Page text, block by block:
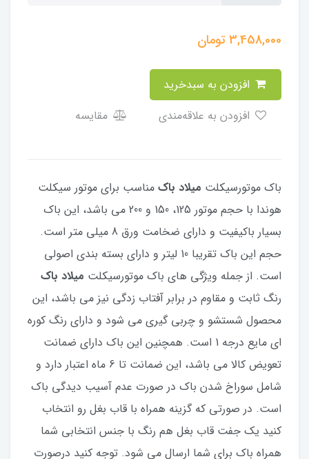
3,458,000تومان
مقایسه
باک موتورسیکلت میلاد باک مناسب برای موتور سیکلت
هوندا با حجم موتور 125، 150 و 200 می باشد، این باک
بسیار باکیفیت و دارای ضخامت ورق 8 میلی متر است.
حجم این باک تقریبا 10 لیتر و دارای بسته بندی اصولی
است. از جمله ویژگی های باک موتورسیکلت میلاد باک
رنگ ثابت و مقاوم در برابر آفتاب زدگی نیز می باشد، این
محصول شستشو و چربی گیری می شود و دارای رنگ کوره
ای مایع درجه 1 است. همچنین این باک دارای ضمانت
تعویض کالا می باشد، این ضمانت تا 6 ماه اعتبار دارد و
شامل سوراخ شدن باک در صورت عدم آسیب دیدگی باک
است. در صورتی که گزینه همراه با قاب بغل رو انتخاب
کنید یک جفت قاب بغل هم رنگ با جنس انتخابی شما
همراه باک برای شما ارسال می شود. توجه کنید درصورت